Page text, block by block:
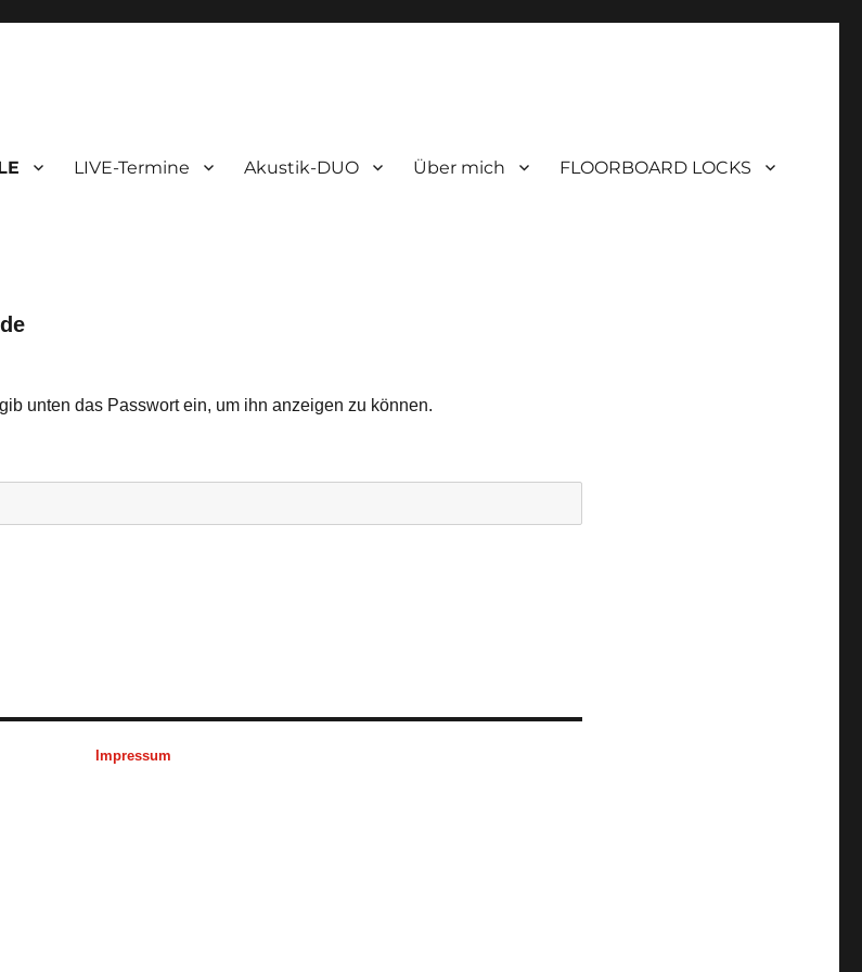
LIVE-Termine Akustik-DUO Über mich FLOORBOARD LOCKS
unten das Passwort ein, um ihn anzeigen zu können.
Impressum